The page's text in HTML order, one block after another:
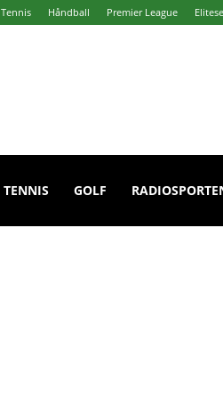
Tennis Håndball Premier League
TENNIS GOLF